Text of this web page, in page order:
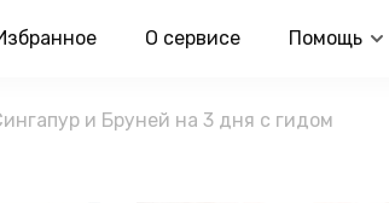
О сервисе Помощь
и Бруней на 3 дня с гидом